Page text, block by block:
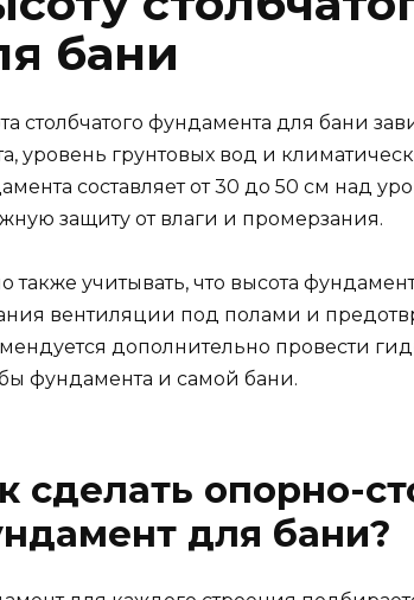
бани
столбчатого фундамента для бани
уровень грунтовых вод и
составляет от 30 до 50 см над
защиту от влаги и промерзания.
также учитывать, что высота
вентиляции под полами и
дополнительно провести
фундамента и самой бани.
сделать опорно-
для бани?